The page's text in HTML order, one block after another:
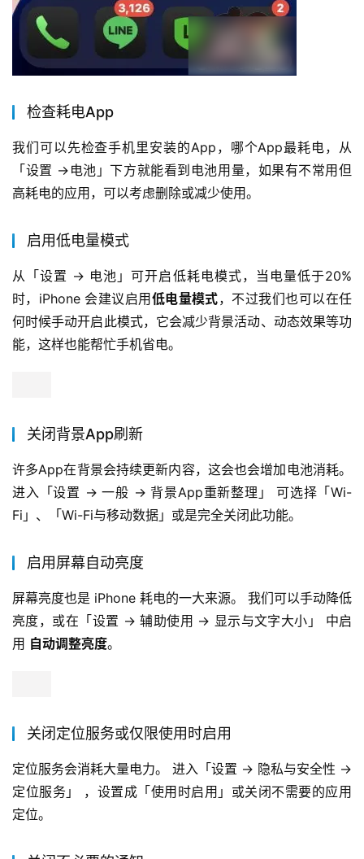
检查耗电App
我们可以先检查手机里安装的App，哪个App最耗电，从
「设置 ->电池」下方就能看到电池用量，如果有不常用但
高耗电的应用，可以考虑删除或减少使用。
启用低电量模式
从「设置 -> 电池」可开启低耗电模式，当电量低于20%
时，iPhone 会建议启用 低电量模式，不过我们也可以在任
何时候手动开启此模式，它会减少背景活动、动态效果等功
能，这样也能帮忙手机省电。
关闭背景App刷新
许多App在背景会持续更新内容，这会也会增加电池消耗。
进入「设置 -> 一般 -> 背景App重新整理」 可选择「Wi-
Fi」、「Wi-Fi与移动数据」或是完全关闭此功能。
启用屏幕自动亮度
屏幕亮度也是 iPhone 耗电的一大来源。 我们可以手动降低
亮度，或在「设置 -> 辅助使用 -> 显示与文字大小」 中启
用 自动调整亮度。
关闭定位服务或仅限使用时启用
定位服务会消耗大量电力。 进入「设置 -> 隐私与安全性 ->
定位服务」 ，设置成「使用时启用」或关闭不需要的应用
定位。